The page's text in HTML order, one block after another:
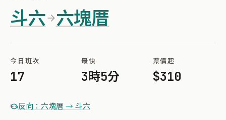
斗六 六塊厝
今日班次
17
最快
3時5分
票價起
$310
反向：六塊厝 → 斗六